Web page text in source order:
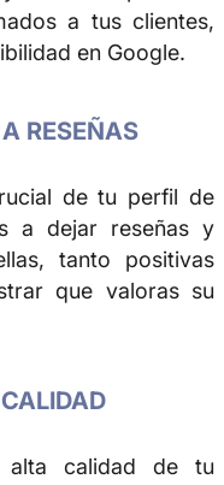
a tus clientes,
en Google.
RESEÑAS
de tu perfil de
a dejar reseñas y
tanto positivas
que valoras su
calidad de tu